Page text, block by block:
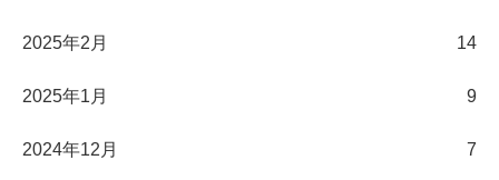
2025年2月 14
2025年1月 9
2024年12月 7